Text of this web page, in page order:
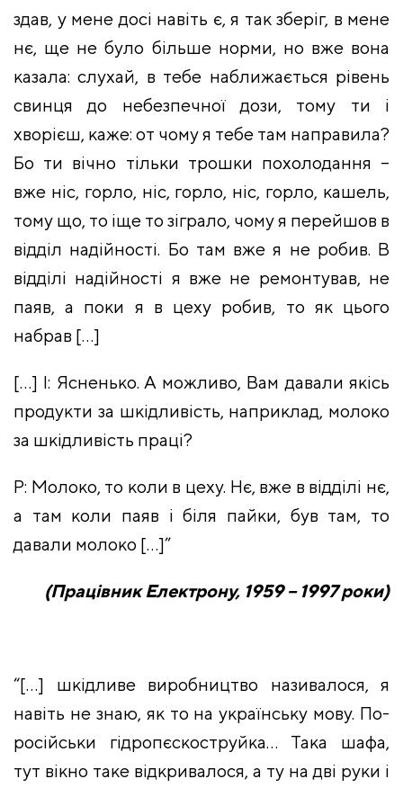
здав, у мене досі навіть є, я так зберіг, в мене
нє, ще не було більше норми, но вже вона
казала: слухай, в тебе наближається рівень
свинця до небезпечної дози, тому ти і
хворієш, каже: от чому я тебе там направила?
Бо ти вічно тільки трошки похолодання –
вже ніс, горло, ніс, горло, ніс, горло, кашель,
тому що, то іще то зіграло, чому я перейшов в
відділ надійності. Бо там вже я не робив. В
відділі надійності я вже не ремонтував, не
паяв, а поки я в цеху робив, то як цього
набрав […]
[…] І: Ясненько. А можливо, Вам давали якісь
продукти за шкідливість, наприклад, молоко
за шкідливість праці?
Р: Молоко, то коли в цеху. Нє, вже в відділі нє,
а там коли паяв і біля пайки, був там, то
давали молоко […]”
(Працівник Електрону, 1959 – 1997 роки)
“[…] шкідливе виробництво називалося, я
навіть не знаю, як то на українську мову. По-
російськи гідропєскоструйка… Така шафа,
тут вікно таке відкривалося, а ту на дві руки і